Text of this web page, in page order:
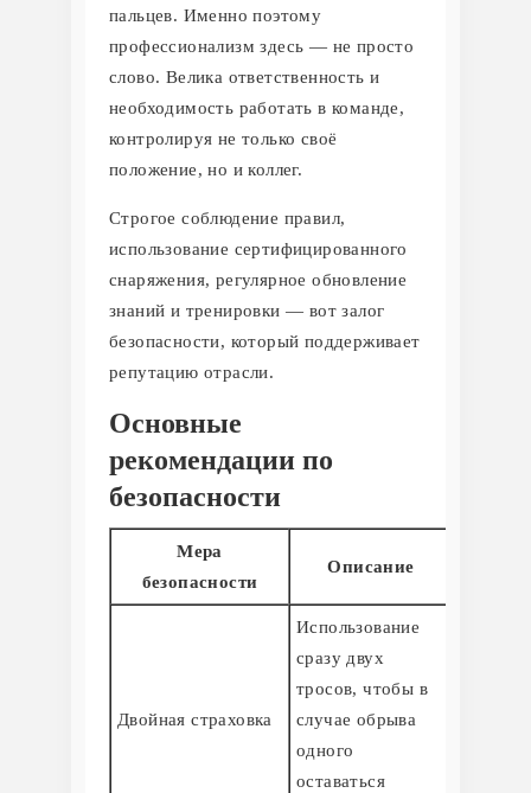
пальцев. Именно поэтому
профессионализм здесь — не просто
слово. Велика ответственность и
необходимость работать в команде,
контролируя не только своё
положение, но и коллег.
Строгое соблюдение правил,
использование сертифицированного
снаряжения, регулярное обновление
знаний и тренировки — вот залог
безопасности, который поддерживает
репутацию отрасли.
Основные
рекомендации по
безопасности
Мера
безопасности
Описание
Двойная страховка
Использование
сразу двух
тросов, чтобы в
случае обрыва
одного
оставаться